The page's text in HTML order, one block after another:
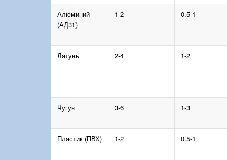
Алюминий
(АД31)
1-2 0.5-1
Латунь 2-4 1-2
Чугун 3-6 1-3
Пластик (ПВХ) 1-2 0.5-1